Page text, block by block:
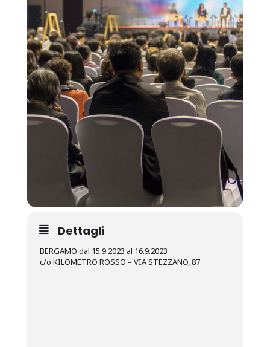
Dettagli
BERGAMO dal 15.9.2023 al 16.9.2023
c/o KILOMETRO ROSSO – VIA STEZZANO, 87